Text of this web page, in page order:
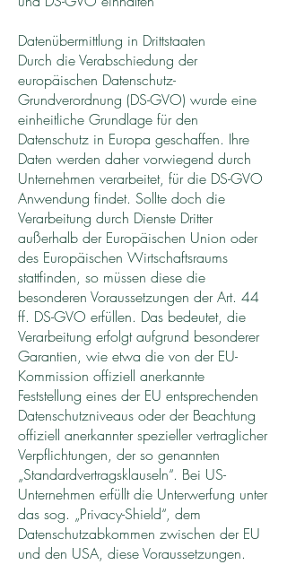
Datenübermittlung in Drittstaaten
Durch die Verabschiedung der
europäischen Datenschutz-
Grundverordnung (DS-GVO) wurde eine
einheitliche Grundlage für den
Datenschutz in Europa geschaffen. Ihre
Daten werden daher vorwiegend durch
Unternehmen verarbeitet, für die DS-GVO
Anwendung findet. Sollte doch die
Verarbeitung durch Dienste Dritter
außerhalb der Europäischen Union oder
des Europäischen Wirtschaftsraums
stattfinden, so müssen diese die
besonderen Voraussetzungen der Art. 44
ff. DS-GVO erfüllen. Das bedeutet, die
Verarbeitung erfolgt aufgrund besonderer
Garantien, wie etwa die von der EU-
Kommission offiziell anerkannte
Feststellung eines der EU entsprechenden
Datenschutzniveaus oder der Beachtung
offiziell anerkannter spezieller vertraglicher
Verpflichtungen, der so genannten
„Standardvertragsklauseln“. Bei US-
Unternehmen erfüllt die Unterwerfung unter
das sog. „Privacy-Shield“, dem
Datenschutzabkommen zwischen der EU
und den USA, diese Voraussetzungen.